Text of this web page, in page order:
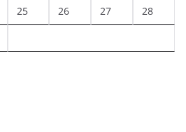
25 26 27 28